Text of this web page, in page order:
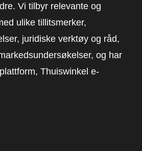
Vi tilbyr relevante og
ulike tillitsmerker,
juridiske verktøy og råd,
og har
Thuiswinkel e-